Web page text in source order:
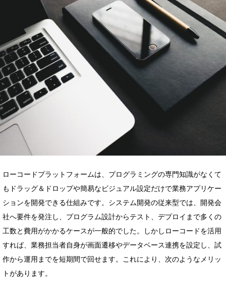
ローコードプラットフォームは、プログラミングの専門知識がなくて
もドラッグ＆ドロップや簡易なビジュアル設定だけで業務アプリケー
ションを開発できる仕組みです。システム開発の従来型では、開発会
社へ要件を発注し、プログラム設計からテスト、デプロイまで多くの
工数と費用がかかるケースが一般的でした。しかしローコードを活用
すれば、業務担当者自身が画面遷移やデータベース連携を設定し、試
作から運用までを短期間で回せます。これにより、次のようなメリッ
トがあります。